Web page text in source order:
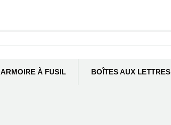
ARMOIRE À FUSIL BOÎTES AUX LETTRES